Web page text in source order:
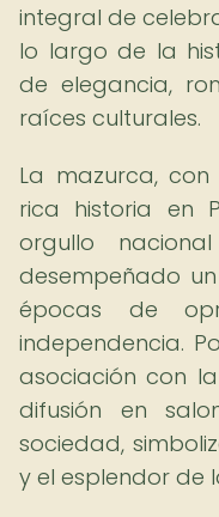
integral de
lo largo de la
de elegancia,
raíces culturales.
La mazurca,
rica historia en
orgullo
desempeñado
épocas de
independencia.
asociación con
difusión en
sociedad,
y el esplendor de